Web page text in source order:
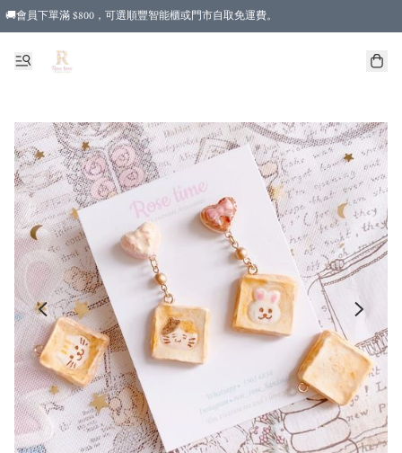
🚚會員下單滿 $800，可選順豐智能櫃或門市自取免運費。